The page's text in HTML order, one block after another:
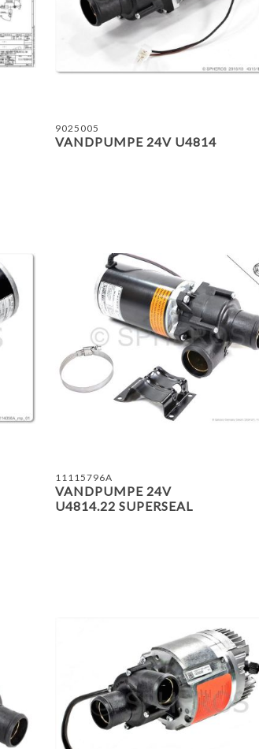
9025005
VANDPUMPE 24V U4814
TILFØJ TIL
11115796A
VANDPUMPE 24V
U4814.22 SUPERSEAL
TILFØJ TIL